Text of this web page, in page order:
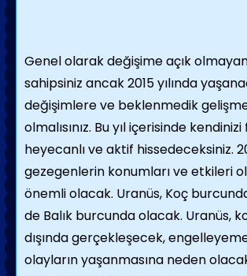
Genel olarak değişime açık
sahipsiniz ancak 2015 yılında
değişimlere ve beklenmedik
olmalısınız. Bu yıl içerisinde
heyecanlı ve aktif hissedeceksiniz.
gezegenlerin konumları ve etkileri
önemli olacak. Uranüs, Koç
de Balık burcunda olacak. Uranüs,
dışında gerçekleşecek,
olayların yaşanmasına neden